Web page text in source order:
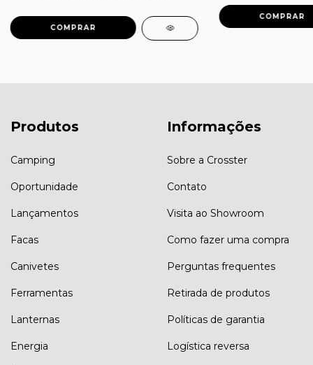
Produtos
Camping
Oportunidade
Lançamentos
Facas
Canivetes
Ferramentas
Lanternas
Energia
Informações
Sobre a Crosster
Contato
Visita ao Showroom
Como fazer uma compra
Perguntas frequentes
Retirada de produtos
Políticas de garantia
Logística reversa